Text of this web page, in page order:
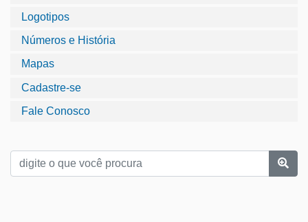
Logotipos
Números e História
Mapas
Cadastre-se
Fale Conosco